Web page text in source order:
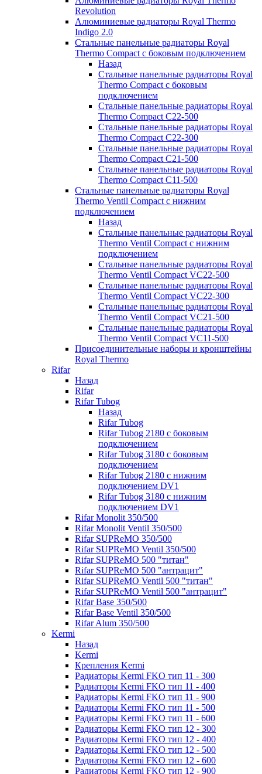
Revolution
Алюминиевые радиаторы Royal Thermo
Indigo 2.0
Стальные панельные радиаторы Royal
Thermo Compact с боковым подключением
Назад
Стальные панельные радиаторы Royal
Thermo Compact с боковым
подключением
Стальные панельные радиаторы Royal
Thermo Compact C22-500
Стальные панельные радиаторы Royal
Thermo Compact C22-300
Стальные панельные радиаторы Royal
Thermo Compact C21-500
Стальные панельные радиаторы Royal
Thermo Compact C11-500
Стальные панельные радиаторы Royal
Thermo Ventil Compact с нижним
подключением
Назад
Стальные панельные радиаторы Royal
Thermo Ventil Compact с нижним
подключением
Стальные панельные радиаторы Royal
Thermo Ventil Compact VC22-500
Стальные панельные радиаторы Royal
Thermo Ventil Compact VC22-300
Стальные панельные радиаторы Royal
Thermo Ventil Compact VC21-500
Стальные панельные радиаторы Royal
Thermo Ventil Compact VC11-500
Присоединительные наборы и кронштейны
Royal Thermo
Rifar
Назад
Rifar
Rifar Tubog
Назад
Rifar Tubog
Rifar Tubog 2180 с боковым
подключением
Rifar Tubog 3180 с боковым
подключением
Rifar Tubog 2180 с нижним
подключением DV1
Rifar Tubog 3180 с нижним
подключением DV1
Rifar Monolit 350/500
Rifar Monolit Ventil 350/500
Rifar SUPReMO 350/500
Rifar SUPReMO Ventil 350/500
Rifar SUPReMO 500 "титан"
Rifar SUPReMO 500 "антрацит"
Rifar SUPReMO Ventil 500 "титан"
Rifar SUPReMO Ventil 500 "антрацит"
Rifar Base 350/500
Rifar Base Ventil 350/500
Rifar Alum 350/500
Kermi
Назад
Kermi
Крепления Kermi
Радиаторы Kermi FKO тип 11 - 300
Радиаторы Kermi FKO тип 11 - 400
Радиаторы Kermi FKO тип 11 - 900
Радиаторы Kermi FKO тип 11 - 500
Радиаторы Kermi FKO тип 11 - 600
Радиаторы Kermi FKO тип 12 - 300
Радиаторы Kermi FKO тип 12 - 400
Радиаторы Kermi FKO тип 12 - 500
Радиаторы Kermi FKO тип 12 - 600
Радиаторы Kermi FKO тип 12 - 900